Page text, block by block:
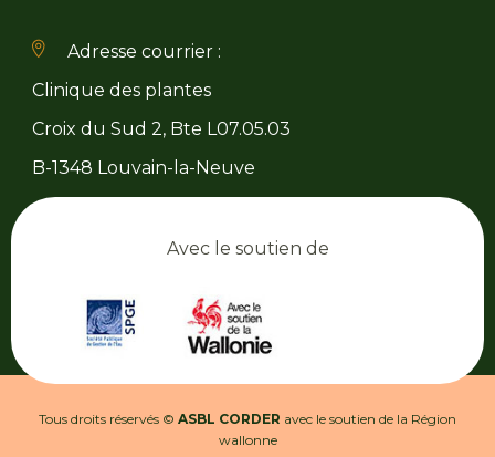
Adresse courrier :
Clinique des plantes
Croix du Sud 2, Bte L07.05.03
B-1348 Louvain-la-Neuve
Avec le soutien de
Tous droits réservés © ASBL CORDER avec le soutien de la Région
wallonne